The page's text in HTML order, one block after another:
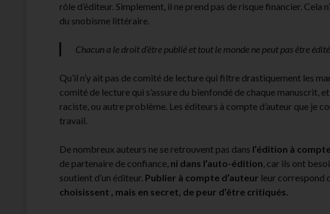
rôle d’éditeur. Simplement, il ne prend pas de risque financier. Cela
du snobisme littéraire.
Chacun a le droit d’être publié et tout le monde ne peut pas être
Qu’il n’y ait pas de comité de lecture qui filtre drastiquement les
comité de lecture qui s’assure du bienfondé de chaque manuscrit,
raciste, ou autre problème. Les éditeurs à compte d’auteur que je
travail.
De nombreux auteurs ne se retrouvent pas dans l’édition à
de partenaire de confiance, ni dans l’auto-édition, car ils ont
soutient d’un éditeur. Publier à compte d’auteur leur correspond
choisissent , mais en secret, de peur d’être critiqués.